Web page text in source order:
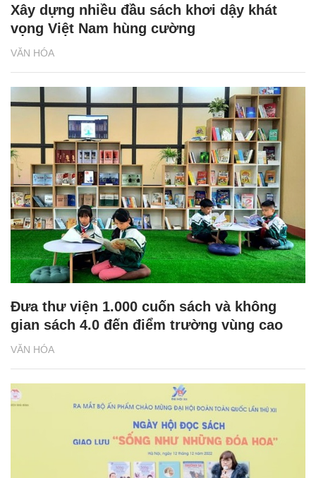
VĂN HÓA
Xây dựng nhiều đầu sách khơi dậy khát
vọng Việt Nam hùng cường
VĂN HÓA
Đưa thư viện 1.000 cuốn sách và không
gian sách 4.0 đến điểm trường vùng cao